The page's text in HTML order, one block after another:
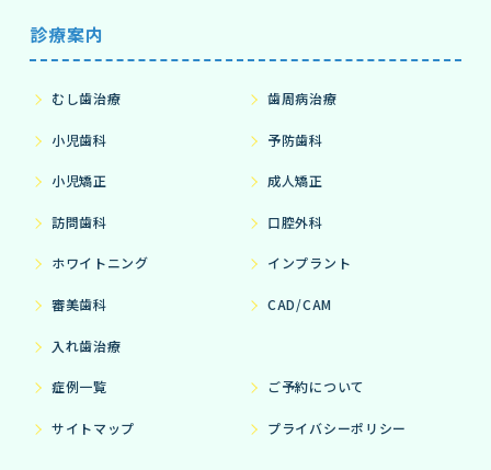
診療案内
むし歯治療 歯周病治療
小児歯科 予防歯科
小児矯正 成人矯正
訪問歯科 口腔外科
ホワイトニング インプラント
審美歯科 CAD/CAM
入れ歯治療
症例一覧 ご予約について
サイトマップ プライバシーポリシー